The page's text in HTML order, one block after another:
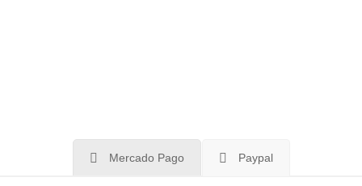
Mercado Pago Paypal